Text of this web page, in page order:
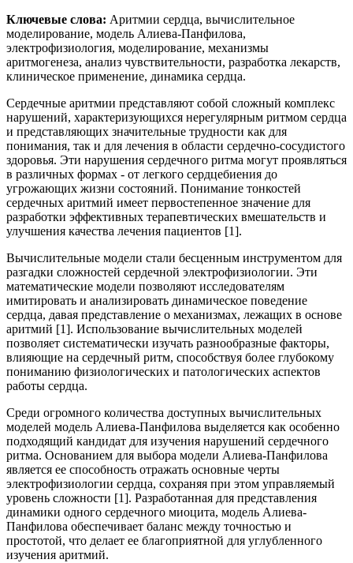
Ключевые слова: Аритмии сердца, вычислительное
моделирование, модель Алиева-Панфилова,
электрофизиология, моделирование, механизмы
аритмогенеза, анализ чувствительности, разработка лекарств,
клиническое применение, динамика сердца.
Сердечные аритмии представляют собой сложный комплекс
нарушений, характеризующихся нерегулярным ритмом сердца
и представляющих значительные трудности как для
понимания, так и для лечения в области сердечно-сосудистого
здоровья. Эти нарушения сердечного ритма могут проявляться
в различных формах - от легкого сердцебиения до
угрожающих жизни состояний. Понимание тонкостей
сердечных аритмий имеет первостепенное значение для
разработки эффективных терапевтических вмешательств и
улучшения качества лечения пациентов [1].
Вычислительные модели стали бесценным инструментом для
разгадки сложностей сердечной электрофизиологии. Эти
математические модели позволяют исследователям
имитировать и анализировать динамическое поведение
сердца, давая представление о механизмах, лежащих в основе
аритмий [1]. Использование вычислительных моделей
позволяет систематически изучать разнообразные факторы,
влияющие на сердечный ритм, способствуя более глубокому
пониманию физиологических и патологических аспектов
работы сердца.
Среди огромного количества доступных вычислительных
моделей модель Алиева-Панфилова выделяется как особенно
подходящий кандидат для изучения нарушений сердечного
ритма. Основанием для выбора модели Алиева-Панфилова
является ее способность отражать основные черты
электрофизиологии сердца, сохраняя при этом управляемый
уровень сложности [1]. Разработанная для представления
динамики одного сердечного миоцита, модель Алиева-
Панфилова обеспечивает баланс между точностью и
простотой, что делает ее благоприятной для углубленного
изучения аритмий.